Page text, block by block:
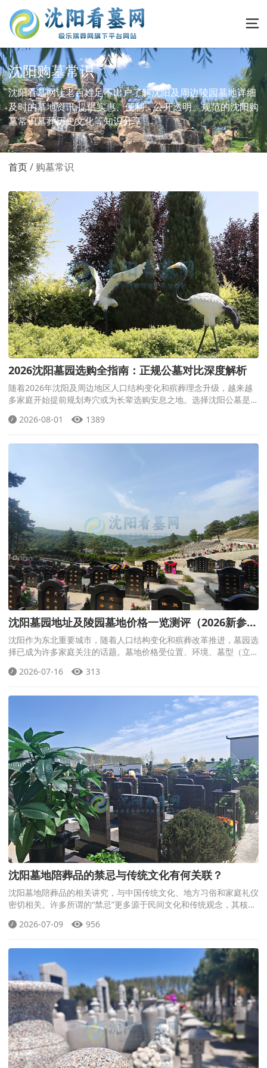
沈阳购墓常识
沈阳看墓网让老百姓足不出户了解沈阳及周边陵园墓地详细
及时的墓地资讯,提供实惠、便利、公开透明、规范的沈阳购
墓常识墓葬历史文化等知识分享
首页 购墓常识
2026沈阳墓园选购全指南：正规公墓对比深度解析
随着2026年沈阳及周边地区人口结构变化和殡葬理念升级，越来越
多家庭开始提前规划寿穴或为长辈选购安息之地。选择沈阳公墓是一
2026-08-01 1389
沈阳墓园地址及陵园墓地价格一览测评（2026新参
考）
沈阳作为东北重要城市，随着人口结构变化和殡葬改革推进，墓园选
择已成为许多家庭关注的话题。墓地价格受位置、环境、墓型（立
葬/低价位到十几万元高端
2026-07-16 313
沈阳墓地陪葬品的禁忌与传统文化有何关联？
沈阳墓地陪葬品的相关讲究，与中国传统文化、地方习俗和家庭礼仪
密切相关。许多所谓的“禁忌”更多源于民间文化和传统观念，其核心
2026-07-09 956